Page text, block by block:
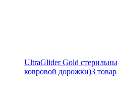
UltraGlider Gold
ковровой дорожки)3